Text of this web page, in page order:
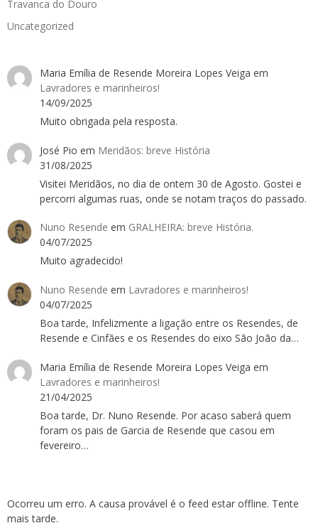
Travanca do Douro
Uncategorized
Maria Emília de Resende Moreira Lopes Veiga em
Lavradores e marinheiros!
14/09/2025
Muito obrigada pela resposta.
José Pio em Meridãos: breve História
31/08/2025
Visitei Meridãos, no dia de ontem 30 de Agosto. Gostei e
percorri algumas ruas, onde se notam traços do passado.
Nuno Resende em GRALHEIRA: breve História.
04/07/2025
Muito agradecido!
Nuno Resende em Lavradores e marinheiros!
04/07/2025
Boa tarde, Infelizmente a ligação entre os Resendes, de
Resende e Cinfães e os Resendes do eixo São João da…
Maria Emília de Resende Moreira Lopes Veiga em
Lavradores e marinheiros!
21/04/2025
Boa tarde, Dr. Nuno Resende. Por acaso saberá quem
foram os pais de Garcia de Resende que casou em
fevereiro…
Ocorreu um erro. A causa provável é o feed estar offline. Tente
mais tarde.